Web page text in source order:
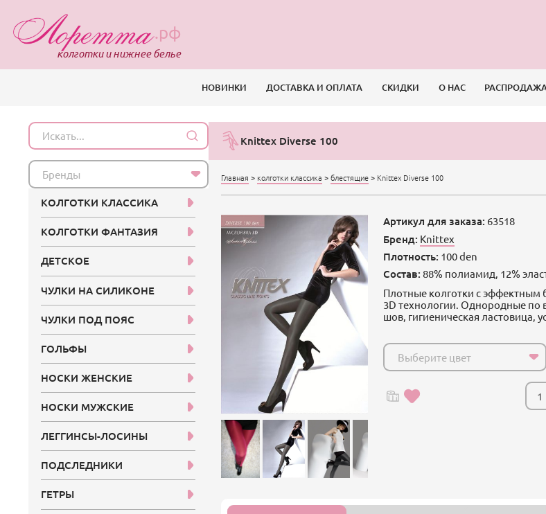
.рф
колготки и нижнее белье
НОВИНКИ ДОСТАВКА И ОПЛАТА СКИДКИ О НАС
Knittex Diverse 100
Главная > колготки классика > блестящие > Knittex Diverse 100
Артикул для заказа: 63518
Бренд: Knittex
Плотность: 100 den
Состав: 88% полиамид, 12%
Плотные колготки с
3D технологии. Однородные по
шов, гигиеническая ластовица,
Выберите цвет
Бренды
КОЛГОТКИ КЛАССИКА
КОЛГОТКИ ФАНТАЗИЯ
ДЕТСКОЕ
ЧУЛКИ НА СИЛИКОНЕ
ЧУЛКИ ПОД ПОЯС
ГОЛЬФЫ
НОСКИ ЖЕНСКИЕ
НОСКИ МУЖСКИЕ
ЛЕГГИНСЫ-ЛОСИНЫ
ПОДСЛЕДНИКИ
ГЕТРЫ